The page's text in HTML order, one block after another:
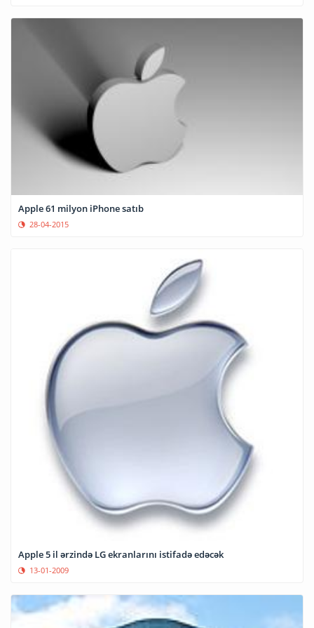
Apple 61 milyon iPhone satıb
28-04-2015
Apple 5 il ərzində LG ekranlarını istifadə edəcək
13-01-2009